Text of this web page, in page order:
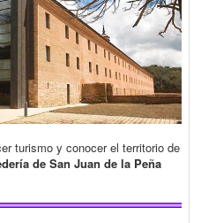
turismo y conocer el territorio de
de San Juan de la Peña